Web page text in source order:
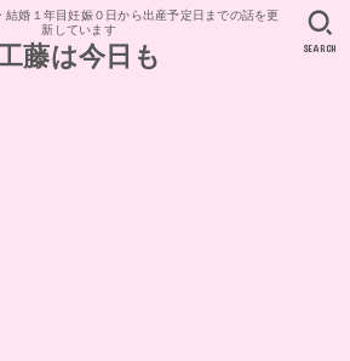
結婚１年目妊娠０日から出産予定日までの話を更
新しています
藤は今日も SEARCH